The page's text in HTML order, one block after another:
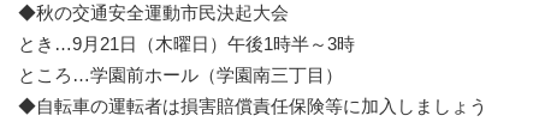
◆秋の交通安全運動市民決起大会
とき…9月21日（木曜日）午後1時半～3時
ところ…学園前ホール（学園南三丁目）
◆自転車の運転者は損害賠償責任保険等に加入しましょう